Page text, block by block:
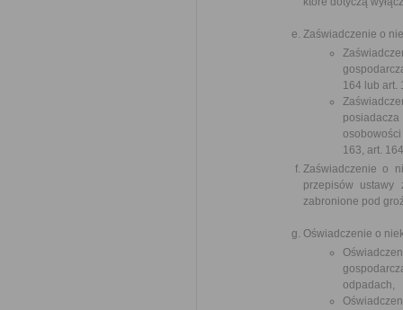
Zaświadczenie o
164 lub art.
163, art.
Zaświadczenie o
przepisów
zabronione pod
Oświadczenie o
odpadach,